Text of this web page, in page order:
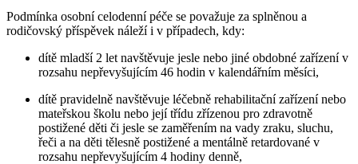
Podmínka osobní celodenní péče se považuje za splněnou a
rodičovský příspěvek náleží i v případech, kdy:
dítě mladší 2 let navštěvuje jesle nebo jiné obdobné zařízení v
rozsahu nepřevyšujícím 46 hodin v kalendářním měsíci,
dítě pravidelně navštěvuje léčebně rehabilitační zařízení nebo
mateřskou školu nebo její třídu zřízenou pro zdravotně
postižené děti či jesle se zaměřením na vady zraku, sluchu,
řeči a na děti tělesně postižené a mentálně retardované v
rozsahu nepřevyšujícím 4 hodiny denně,